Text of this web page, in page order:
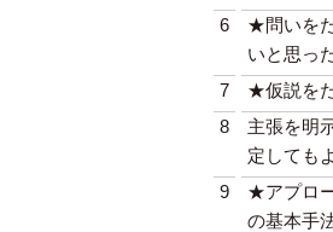
6
★問いを
いと思っ
7
★仮説を
8
主張を明
定しても
9
★アプロ
の基本手